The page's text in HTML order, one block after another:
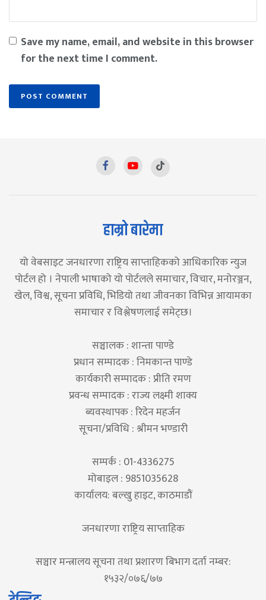
Save my name, email, and website in this browser
for the next time I comment.
हाम्रो बारेमा
यो वेबसाइट जनधारणा राष्ट्रिय साप्ताहिकको आधिकारिक न्युज
पोर्टल हो । नेपाली भाषाको यो पोर्टलले समाचार, विचार, मनोरञ्जन,
खेल, विश्व, सूचना प्रविधि, भिडियो तथा जीवनका विभिन्न आयामका
समाचार र विश्लेषणलाई समेट्छ।
सञ्चालक : शान्ता पाण्डे
प्रधान सम्पादक : निमकान्त पाण्डे
कार्यकारी सम्पादक : प्रीति रमण
प्रवन्ध सम्पादक : राज्य लक्ष्मी शाक्य
ब्यवस्थापक : रिदेन महर्जन
सूचना/प्रविधि : श्रीमन भण्डारी
सम्पर्क : 01-4336275
मोबाइल : 9851035628
कार्यालय: बल्खु हाइट, काठमाडौं
जनधारणा राष्ट्रिय साप्ताहिक
सञ्चार मन्त्रालय सूचना तथा प्रशारण बिभाग दर्ता नम्बर:
१५३२/०७६/७७